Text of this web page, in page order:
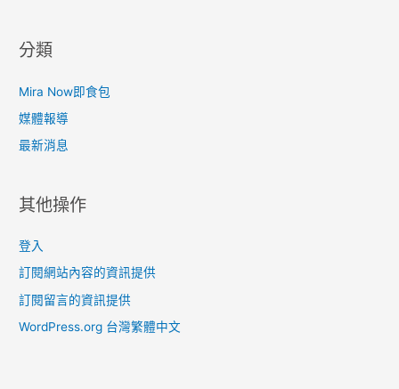
分類
Mira Now即食包
媒體報導
最新消息
其他操作
登入
訂閱網站內容的資訊提供
訂閱留言的資訊提供
WordPress.org 台灣繁體中文